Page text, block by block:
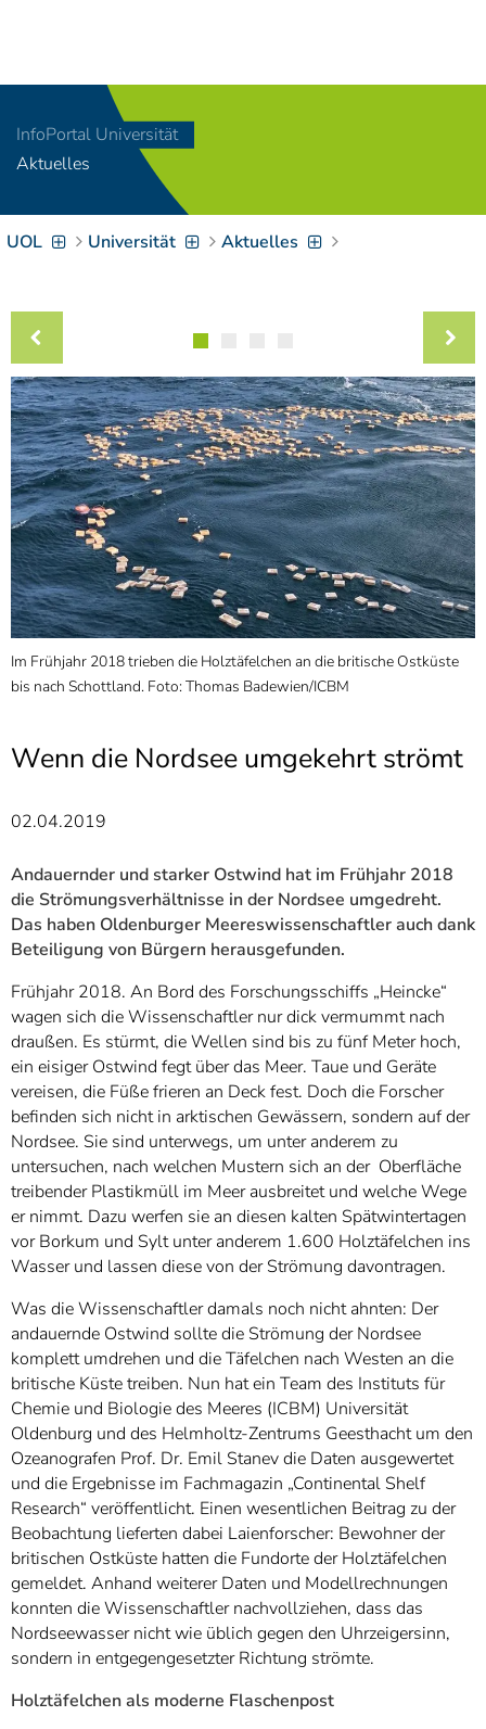
[Access-Key 8
Zum Inhalt springen
Zur Suche springen
[Access-Key 4]
Zur Hauptnavigation
Zielgruppennavigation
9]
Zur
Brotkrumennavigation
springen[Access-Key
7]
Informationen zur
Barrierefreiheit
InfoPortal Universität
Aktuelles
UOL Universität Aktuelles
Im Frühjahr 2018 trieben die Holztäfelchen an die britische Ostküste
bis nach Schottland. Foto: Thomas Badewien/ICBM
Wenn die Nordsee umgekehrt strömt
02.04.2019
Andauernder und starker Ostwind hat im Frühjahr 2018
die Strömungsverhältnisse in der Nordsee umgedreht.
Das haben Oldenburger Meereswissenschaftler auch dank
Beteiligung von Bürgern herausgefunden.
Frühjahr 2018. An Bord des Forschungsschiffs „Heincke“
wagen sich die Wissenschaftler nur dick vermummt nach
draußen. Es stürmt, die Wellen sind bis zu fünf Meter hoch,
ein eisiger Ostwind fegt über das Meer. Taue und Geräte
vereisen, die Füße frieren an Deck fest. Doch die Forscher
befinden sich nicht in arktischen Gewässern, sondern auf der
Nordsee. Sie sind unterwegs, um unter anderem zu
untersuchen, nach welchen Mustern sich an der Oberfläche
treibender Plastikmüll im Meer ausbreitet und welche Wege
er nimmt. Dazu werfen sie an diesen kalten Spätwintertagen
vor Borkum und Sylt unter anderem 1.600 Holztäfelchen ins
Wasser und lassen diese von der Strömung davontragen.
Was die Wissenschaftler damals noch nicht ahnten: Der
andauernde Ostwind sollte die Strömung der Nordsee
komplett umdrehen und die Täfelchen nach Westen an die
britische Küste treiben. Nun hat ein Team des Instituts für
Chemie und Biologie des Meeres (ICBM) Universität
Oldenburg und des Helmholtz-Zentrums Geesthacht um den
Ozeanografen Prof. Dr. Emil Stanev die Daten ausgewertet
und die Ergebnisse im Fachmagazin „Continental Shelf
Research“ veröffentlicht. Einen wesentlichen Beitrag zu der
Beobachtung lieferten dabei Laienforscher: Bewohner der
britischen Ostküste hatten die Fundorte der Holztäfelchen
gemeldet. Anhand weiterer Daten und Modellrechnungen
konnten die Wissenschaftler nachvollziehen, dass das
Nordseewasser nicht wie üblich gegen den Uhrzeigersinn,
sondern in entgegengesetzter Richtung strömte.
Holztäfelchen als moderne Flaschenpost